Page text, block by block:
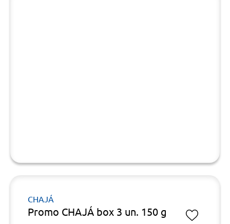
CHAJÁ
Promo CHAJÁ box 3 un. 150 g